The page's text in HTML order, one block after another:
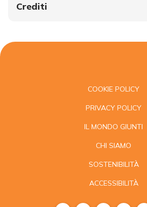
Crediti
COOKIE POLICY
PRIVACY POLICY
IL MONDO GIUNTI
CHI SIAMO
SOSTENIBILITÀ
ACCESSIBILITÀ